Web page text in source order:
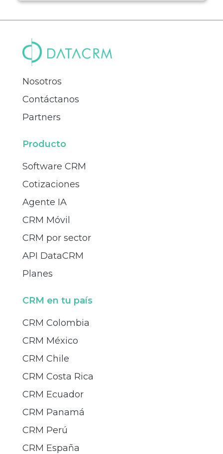
Nosotros
Contáctanos
Partners
Producto
Software CRM
Cotizaciones
Agente IA
CRM Móvil
CRM por sector
API DataCRM
Planes
CRM en tu país
CRM Colombia
CRM México
CRM Chile
CRM Costa Rica
CRM Ecuador
CRM Panamá
CRM Perú
CRM España